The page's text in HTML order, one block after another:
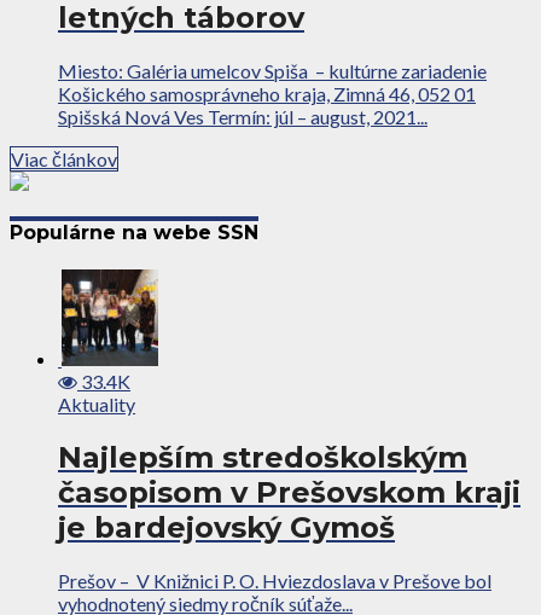
letných táborov
Miesto: Galéria umelcov Spiša – kultúrne zariadenie
Košického samosprávneho kraja, Zimná 46, 052 01
Spišská Nová Ves Termín: júl – august, 2021...
Viac článkov
Populárne na webe SSN
33.4K
Aktuality
Najlepším stredoškolským
časopisom v Prešovskom kraji
je bardejovský Gymoš
Prešov – V Knižnici P. O. Hviezdoslava v Prešove bol
vyhodnotený siedmy ročník súťaže...